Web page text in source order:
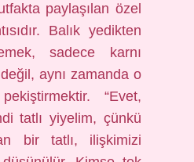
paylaşılan özel
Balık yedikten
sadece karnı
aynı zamanda o
“Evet,
tatlı yiyelim, çünkü
bir tatlı, ilişkimizi